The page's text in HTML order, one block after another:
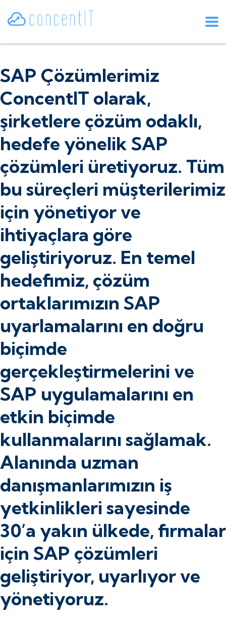
SAP Çözümlerimiz
ConcentIT olarak,
şirketlere çözüm odaklı,
hedefe yönelik SAP
çözümleri üretiyoruz. Tüm
bu süreçleri müşterilerimiz
için yönetiyor ve
ihtiyaçlara göre
geliştiriyoruz. En temel
hedefimiz, çözüm
ortaklarımızın SAP
uyarlamalarını en doğru
biçimde
gerçekleştirmelerini ve
SAP uygulamalarını en
etkin biçimde
kullanmalarını sağlamak.
Alanında uzman
danışmanlarımızın iş
yetkinlikleri sayesinde
30’a yakın ülkede, firmalar
için SAP çözümleri
geliştiriyor, uyarlıyor ve
yönetiyoruz.